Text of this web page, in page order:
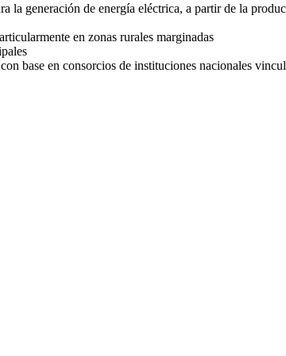
generación de energía eléctrica, a partir de la
en zonas rurales marginadas
base en consorcios de instituciones nacionales